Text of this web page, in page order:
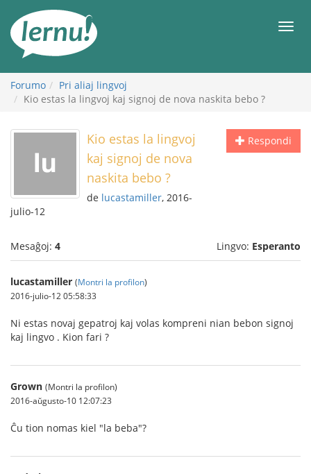
enhavo
Forumo
Pri aliaj lingvoj
Kio estas la lingvoj kaj signoj de nova naskita bebo ?
Respondi
Kio estas la lingvoj
kaj signoj de nova
naskita bebo ?
de lucastamiller, 2016-
julio-12
Mesaĝoj: 4 Lingvo: Esperanto
lucastamiller (Montri la profilon)
2016-julio-12 05:58:33
Ni estas novaj gepatroj kaj volas kompreni nian bebon signoj
kaj lingvo . Kion fari ?
Grown (Montri la profilon)
2016-aŭgusto-10 12:07:23
Ĉu tion nomas kiel "la beba"?